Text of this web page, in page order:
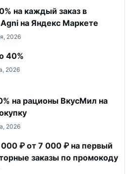
на каждый заказ в
Agni на Яндекс Маркете
2026
40%
2026
на рационы ВкусМил на
2026
₽ от 7 000 ₽ на первый
заказы по промокоду